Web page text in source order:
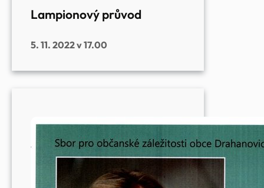
Lampionový průvod
5. 11. 2022 v 17.00